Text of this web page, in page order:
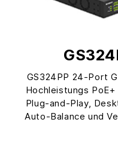
GS324PP 24-Port
Hochleistungs
Plug-and-Play,
Auto-Balance und